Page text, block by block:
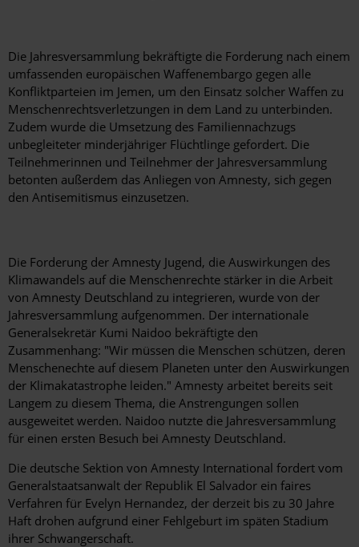
Die Jahresversammlung bekräftigte die Forderung nach einem
umfassenden europäischen Waffenembargo gegen alle
Konfliktparteien im Jemen, um den Einsatz solcher Waffen zu
Menschenrechtsverletzungen in dem Land zu unterbinden.
Zudem wurde die Umsetzung des Familiennachzugs
unbegleiteter minderjähriger Flüchtlinge gefordert. Die
Teilnehmerinnen und Teilnehmer der Jahresversammlung
betonten außerdem das Anliegen von Amnesty, sich gegen
den Antisemitismus einzusetzen.
Die Forderung der Amnesty Jugend, die Auswirkungen des
Klimawandels auf die Menschenrechte stärker in die Arbeit
von Amnesty Deutschland zu integrieren, wurde von der
Jahresversammlung aufgenommen. Der internationale
Generalsekretär Kumi Naidoo bekräftigte den
Zusammenhang: "Wir müssen die Menschen schützen, deren
Menschenechte auf diesem Planeten unter den Auswirkungen
der Klimakatastrophe leiden." Amnesty arbeitet bereits seit
Langem zu diesem Thema, die Anstrengungen sollen
ausgeweitet werden. Naidoo nutzte die Jahresversammlung
für einen ersten Besuch bei Amnesty Deutschland.
Die deutsche Sektion von Amnesty International fordert vom
Generalstaatsanwalt der Republik El Salvador ein faires
Verfahren für Evelyn Hernandez, der derzeit bis zu 30 Jahre
Haft drohen aufgrund einer Fehlgeburt im späten Stadium
ihrer Schwangerschaft.